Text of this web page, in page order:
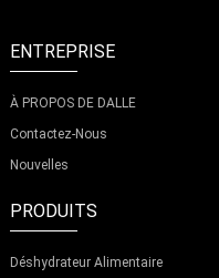
ENTREPRISE
À PROPOS DE DALLE
Contactez-Nous
Nouvelles
PRODUITS
Déshydrateur Alimentaire